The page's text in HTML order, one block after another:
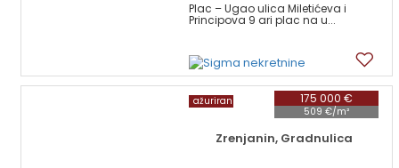
Plac – Ugao ulica Miletićeva i
Principova 9 ari plac na u...
175 000 €
509 €/m²
ažuriran
Zrenjanin, Gradnulica